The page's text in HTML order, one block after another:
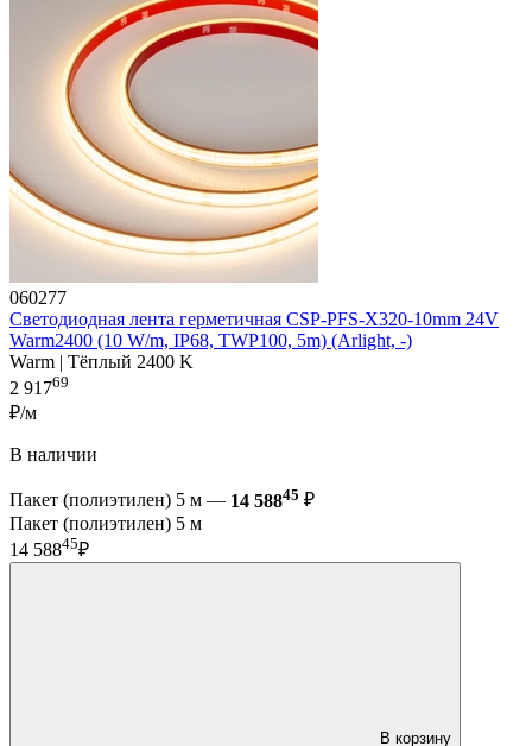
060277
Светодиодная лента герметичная CSP-PFS-X320-10mm 24V
Warm2400 (10 W/m, IP68, TWP100, 5m) (Arlight, -)
Warm | Тёплый 2400 K
2 91769
₽/м
В наличии
Пакет (полиэтилен) 5 м — 14 58845 ₽
Пакет (полиэтилен) 5 м
14 58845₽
В корзину